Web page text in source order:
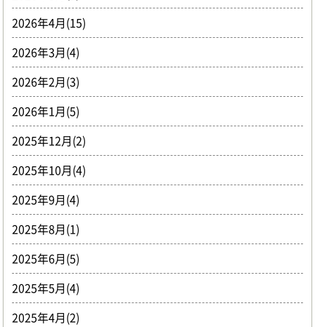
2026年4月(15)
2026年3月(4)
2026年2月(3)
2026年1月(5)
2025年12月(2)
2025年10月(4)
2025年9月(4)
2025年8月(1)
2025年6月(5)
2025年5月(4)
2025年4月(2)